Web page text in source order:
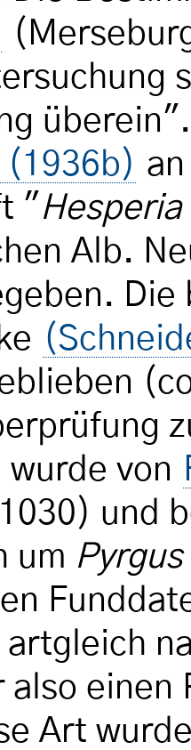
(1936b)
"
Alb.
wurde von
und
um
artgleich
also
Art